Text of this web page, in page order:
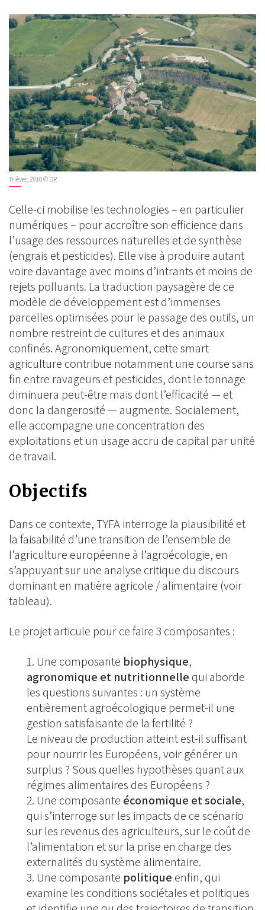
Trièves, 2010 © DR
Celle-ci mobilise les technologies – en particulier
numériques – pour accroître son efficience dans
l’usage des ressources naturelles et de synthèse
(engrais et pesticides). Elle vise à produire autant
voire davantage avec moins d’intrants et moins de
rejets polluants. La traduction paysagère de ce
modèle de développement est d’immenses
parcelles optimisées pour le passage des outils, un
nombre restreint de cultures et des animaux
confinés. Agronomiquement, cette smart
agriculture contribue notamment une course sans
fin entre ravageurs et pesticides, dont le tonnage
diminuera peut-être mais dont l’efficacité — et
donc la dangerosité — augmente. Socialement,
elle accompagne une concentration des
exploitations et un usage accru de capital par unité
de travail.
Objectifs
Dans ce contexte, TYFA interroge la plausibilité et
la faisabilité d’une transition de l’ensemble de
l’agriculture européenne à l’agroécologie, en
s’appuyant sur une analyse critique du discours
dominant en matière agricole / alimentaire (voir
tableau).
Le projet articule pour ce faire 3 composantes :
Une composante biophysique,
agronomique et nutritionnelle qui aborde
les questions suivantes : un système
entièrement agroécologique permet-il une
gestion satisfaisante de la fertilité ?
Le niveau de production atteint est-il suffisant
pour nourrir les Européens, voir générer un
surplus ? Sous quelles hypothèses quant aux
régimes alimentaires des Européens ?
Une composante économique et sociale,
qui s’interroge sur les impacts de ce scénario
sur les revenus des agriculteurs, sur le coût de
l’alimentation et sur la prise en charge des
externalités du système alimentaire.
Une composante politique enfin, qui
examine les conditions sociétales et politiques